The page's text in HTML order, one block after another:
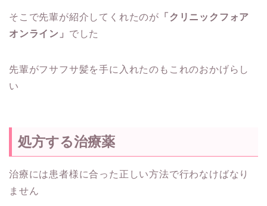
そこで先輩が紹介してくれたのが 「クリニックフォア
オンライン」 でした
先輩がフサフサ髪を手に入れたのもこれのおかげらし
い
処方する治療薬
治療には患者様に合った正しい方法で行わなけばなり
ません